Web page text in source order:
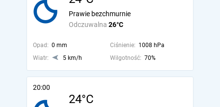
Odczuwalna 26°C
Prawie bezchmurnie
Opad: 0 mm Ciśnienie: 1008 hPa
Wiatr:
5 km/h Wilgotność: 70%
20:00
24°C